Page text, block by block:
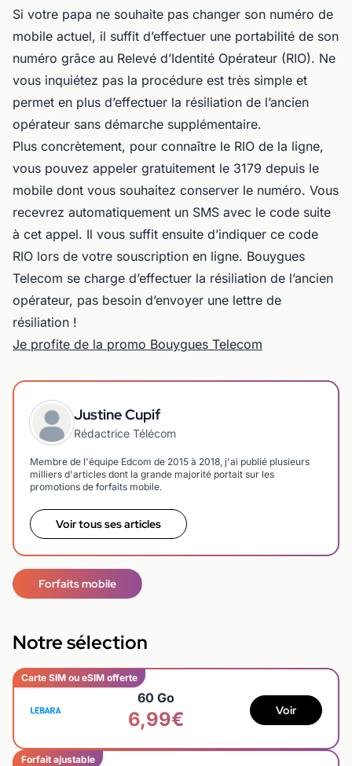
Si votre papa ne souhaite pas changer son numéro de
mobile actuel, il suffit d’effectuer une portabilité de son
numéro grâce au Relevé d’Identité Opérateur (RIO). Ne
vous inquiétez pas la procédure est très simple et
permet en plus d’effectuer la résiliation de l’ancien
opérateur sans démarche supplémentaire.
Plus concrètement, pour connaître le RIO de la ligne,
vous pouvez appeler gratuitement le 3179 depuis le
mobile dont vous souhaitez conserver le numéro. Vous
recevrez automatiquement un SMS avec le code suite
à cet appel. Il vous suffit ensuite d’indiquer ce code
RIO lors de votre souscription en ligne. Bouygues
Telecom se charge d’effectuer la résiliation de l’ancien
opérateur, pas besoin d’envoyer une lettre de
résiliation !
Je profite de la promo Bouygues Telecom
Justine Cupif
Rédactrice Télécom
Membre de l'équipe Edcom de 2015 à 2018, j'ai publié plusieurs
milliers d'articles dont la grande majorité portait sur les
promotions de forfaits mobile.
Voir tous ses articles
Forfaits mobile
Notre sélection
Carte SIM ou eSIM offerte
60 Go
6,99€ Voir
Forfait ajustable